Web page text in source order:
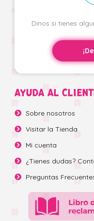
Dinos si tienes
AYUDA AL
Sobre nosotros
Visitar la Tienda
Mi cuenta
¿Tienes dudas?
Preguntas